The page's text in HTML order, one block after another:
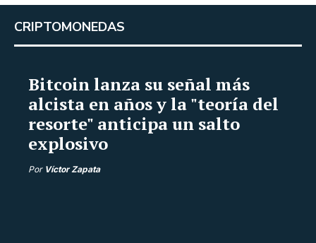
CRIPTOMONEDAS
Bitcoin lanza su señal más
alcista en años y la "teoría del
resorte" anticipa un salto
explosivo
Por Víctor Zapata